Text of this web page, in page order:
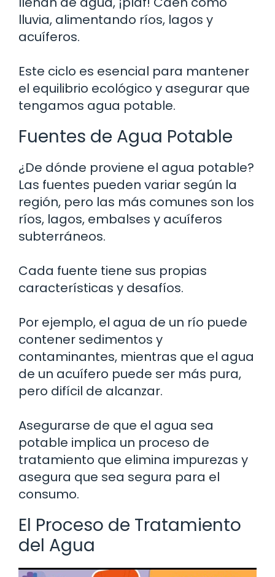
lluvia, alimentando ríos, lagos y
acuíferos.
Este ciclo es esencial para mantener
el equilibrio ecológico y asegurar que
tengamos agua potable.
Fuentes de Agua Potable
¿De dónde proviene el agua potable?
Las fuentes pueden variar según la
región, pero las más comunes son los
ríos, lagos, embalses y acuíferos
subterráneos.
Cada fuente tiene sus propias
características y desafíos.
Por ejemplo, el agua de un río puede
contener sedimentos y
contaminantes, mientras que el agua
de un acuífero puede ser más pura,
pero difícil de alcanzar.
Asegurarse de que el agua sea
potable implica un proceso de
tratamiento que elimina impurezas y
asegura que sea segura para el
consumo.
El Proceso de Tratamiento
del Agua